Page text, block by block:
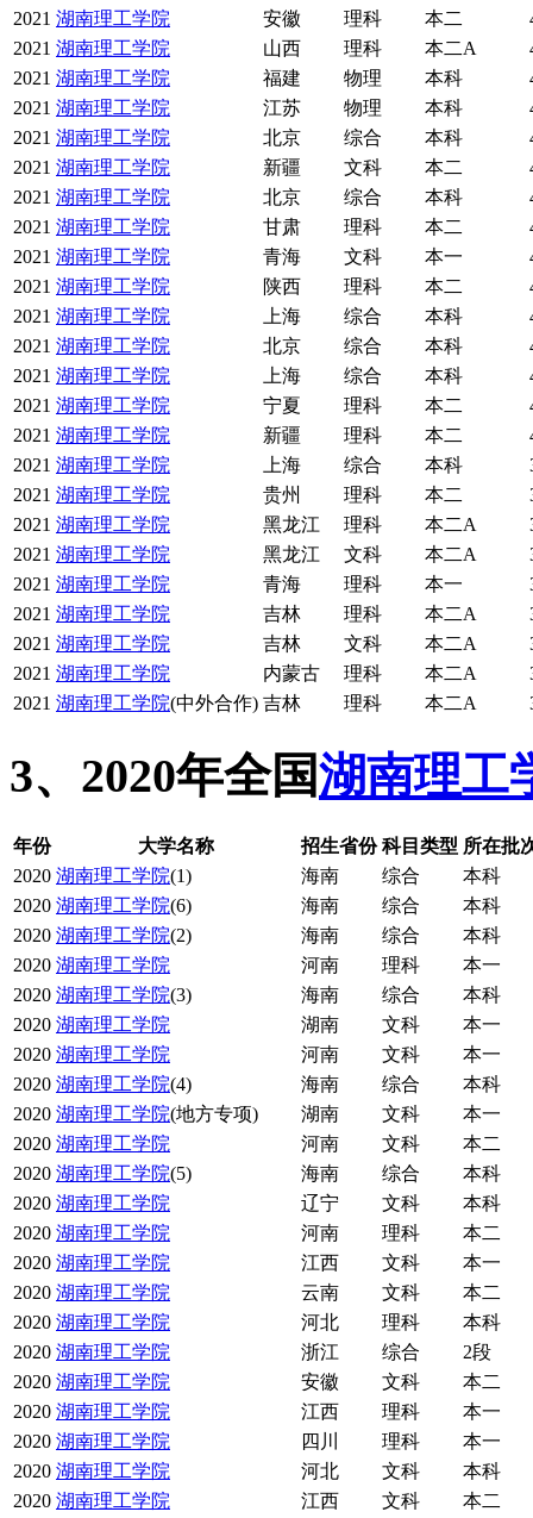
2021 湖南理工学院 安徽 理科 本二
2021 湖南理工学院 山西 理科 本二A
2021 湖南理工学院 福建 物理 本科
2021 湖南理工学院 江苏 物理 本科
2021 湖南理工学院 北京 综合 本科
2021 湖南理工学院 新疆 文科 本二
2021 湖南理工学院 北京 综合 本科
2021 湖南理工学院 甘肃 理科 本二
2021 湖南理工学院 青海 文科 本一
2021 湖南理工学院 陕西 理科 本二
2021 湖南理工学院 上海 综合 本科
2021 湖南理工学院 北京 综合 本科
2021 湖南理工学院 上海 综合 本科
2021 湖南理工学院 宁夏 理科 本二
2021 湖南理工学院 新疆 理科 本二
2021 湖南理工学院 上海 综合 本科
2021 湖南理工学院 贵州 理科 本二
2021 湖南理工学院 黑龙江 理科 本二A
2021 湖南理工学院 黑龙江 文科 本二A
2021 湖南理工学院 青海 理科 本一
2021 湖南理工学院 吉林 理科 本二A
2021 湖南理工学院 吉林 文科 本二A
2021 湖南理工学院 内蒙古 理科 本二A
2021 湖南理工学院(中外合作) 吉林 理科 本二A
3、2020年全国湖南理工
年份 大学名称 招生省份 科目类型 所在批
2020 湖南理工学院(1) 海南 综合
本科
2020 湖南理工学院(6) 海南 综合
本科
2020 湖南理工学院(2) 海南 综合
本科
2020 湖南理工学院 河南 理科
本一
2020 湖南理工学院(3) 海南 综合
本科
2020 湖南理工学院 湖南 文科
本一
2020 湖南理工学院 河南 文科
本一
2020 湖南理工学院(4) 海南 综合
本科
2020 湖南理工学院(地方专项) 湖南 文科
本一
2020 湖南理工学院 河南 文科
本二
2020 湖南理工学院(5) 海南 综合
本科
2020 湖南理工学院 辽宁 文科
本科
2020 湖南理工学院 河南 理科
本二
2020 湖南理工学院 江西 文科
本一
2020 湖南理工学院 云南 文科
本二
2020 湖南理工学院 河北 理科
本科
2020 湖南理工学院 浙江 综合
2段
2020 湖南理工学院 安徽 文科
本二
2020 湖南理工学院 江西 理科
本一
2020 湖南理工学院 四川 理科
本一
2020 湖南理工学院 河北 文科
本科
2020 湖南理工学院 江西 文科
本二